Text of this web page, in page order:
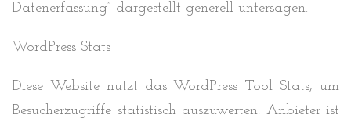
Datenerfassung” dargestellt generell untersagen.
WordPress Stats
Diese Website nutzt das WordPress Tool Stats, um
Besucherzugriffe statistisch auszuwerten. Anbieter ist